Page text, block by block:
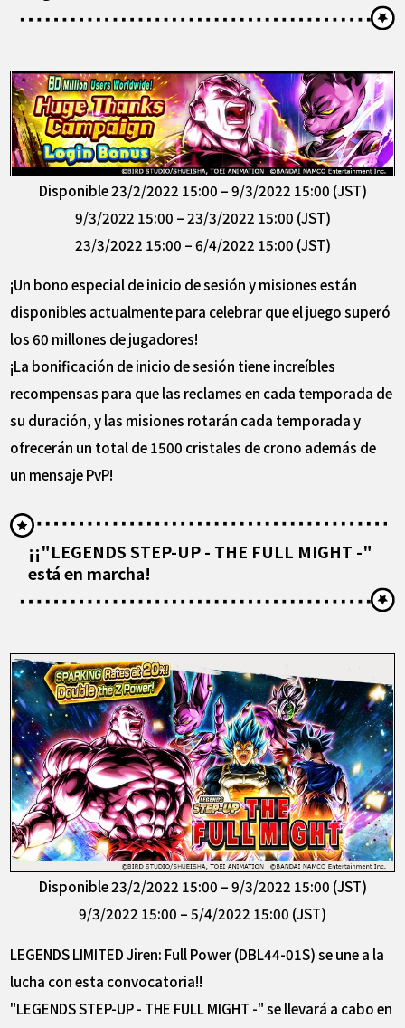
Disponible 23/2/2022 15:00 – 9/3/2022 15:00 (JST)
9/3/2022 15:00 – 23/3/2022 15:00 (JST)
23/3/2022 15:00 – 6/4/2022 15:00 (JST)
¡Un bono especial de inicio de sesión y misiones están
disponibles actualmente para celebrar que el juego superó
los 60 millones de jugadores!
¡La bonificación de inicio de sesión tiene increíbles
recompensas para que las reclames en cada temporada de
su duración, y las misiones rotarán cada temporada y
ofrecerán un total de 1500 cristales de crono además de
un mensaje PvP!
¡¡"LEGENDS STEP-UP - THE FULL MIGHT -"
está en marcha!
Disponible 23/2/2022 15:00 – 9/3/2022 15:00 (JST)
9/3/2022 15:00 – 5/4/2022 15:00 (JST)
LEGENDS LIMITED Jiren: Full Power (DBL44-01S) se une a la
lucha con esta convocatoria!!
"LEGENDS STEP-UP - THE FULL MIGHT -" se llevará a cabo en